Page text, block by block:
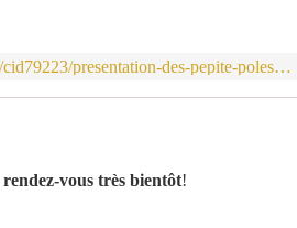
http://www.enseignementsup-recherche.gouv.fr/cid79223/presentation-des-pepite-poles-etudiants-pour-innovation-transfert-entrepreneuriat.html
rendez-vous très bientôt!